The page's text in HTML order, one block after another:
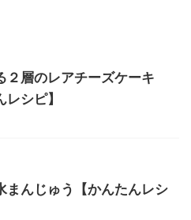
２層のレアチーズケーキ
レシピ】
まんじゅう【かんたんレシ